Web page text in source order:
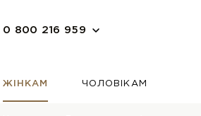
0 800 216 959
ЖІНКАМ ЧОЛОВІКАМ